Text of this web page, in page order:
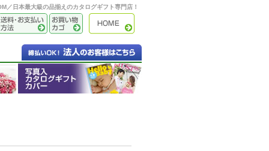
／日本最大級の品揃えのカタログギフト専門店！